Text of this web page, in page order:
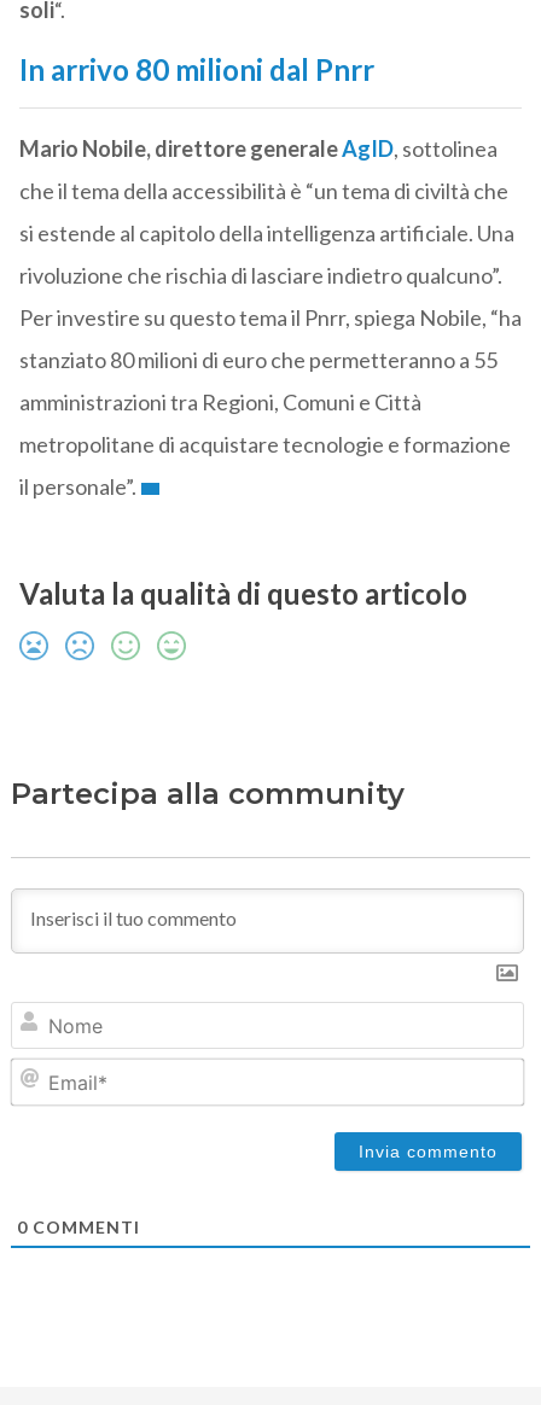
soli“.
In arrivo 80 milioni dal Pnrr
Mario Nobile, direttore generaleAgID, sottolinea
che il tema della accessibilità è “un tema di civiltà che
si estende al capitolo della intelligenza artificiale. Una
rivoluzione che rischia di lasciare indietro qualcuno”.
Per investire su questo tema il Pnrr, spiega Nobile, “ha
stanziato 80 milioni di euro che permetteranno a 55
amministrazioni tra Regioni, Comuni e Città
metropolitane di acquistare tecnologie e formazione
il personale”.
Valuta la qualità di questo articolo
Partecipa alla community
0COMMENTI